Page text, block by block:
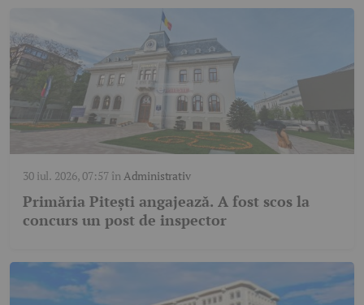
30 iul. 2026, 07:57în Administrativ
Primăria Pitești angajează. A fost scos la
concurs un post de inspector